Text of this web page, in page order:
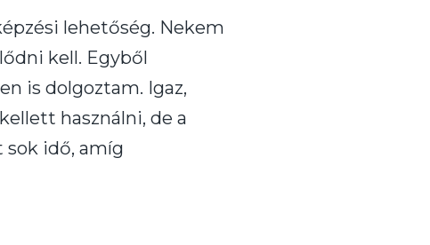
lehetőség. Nekem
kell. Egyből
is dolgoztam. Igaz,
használni, de a
sok idő, amíg